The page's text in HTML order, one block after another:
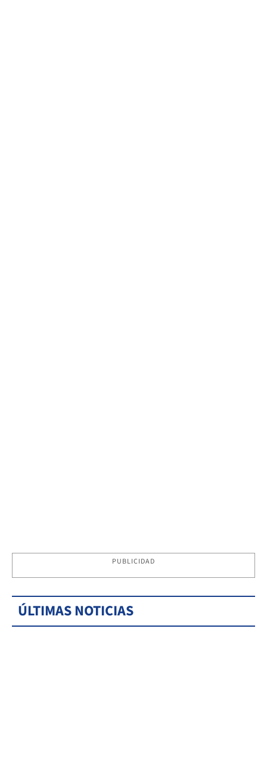
PUBLICIDAD
ÚLTIMAS NOTICIAS